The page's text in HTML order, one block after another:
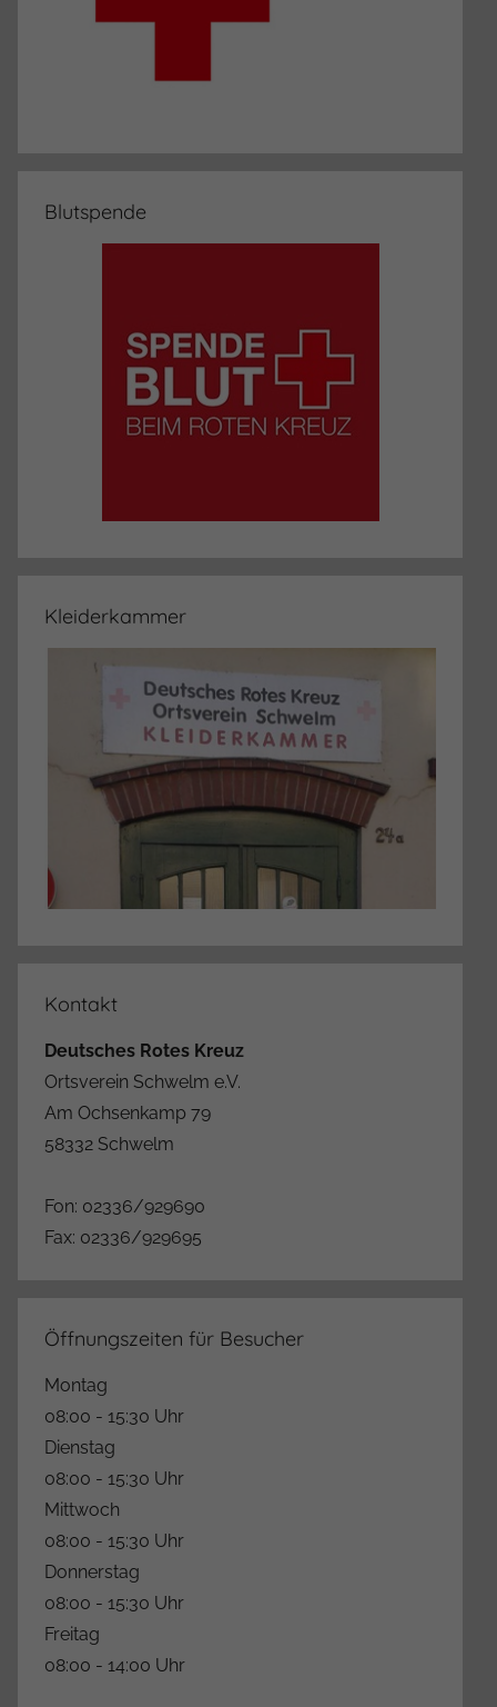
Blutspende
Kleiderkammer
Kontakt
Deutsches Rotes Kreuz
Ortsverein Schwelm e.V.
Am Ochsenkamp 79
58332 Schwelm
Fon: 02336/929690
Fax: 02336/929695
Öffnungszeiten für Besucher
Montag
08:00 - 15:30 Uhr
Dienstag
08:00 - 15:30 Uhr
Mittwoch
08:00 - 15:30 Uhr
Donnerstag
08:00 - 15:30 Uhr
Freitag
08:00 - 14:00 Uhr